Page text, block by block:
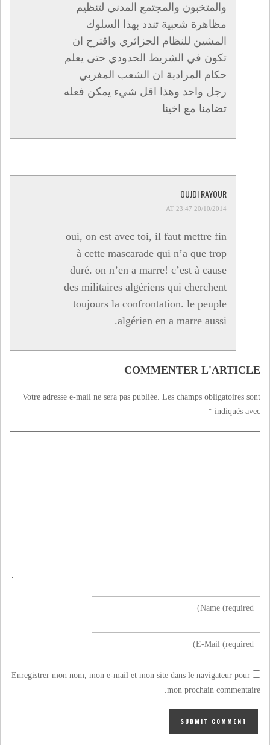
والمتخبون والمجتمع المدني لتنظيم
مظاهرة شعبية تندد بهذا السلوك
المشين للنظام الجزائري واقترح ان
تكون في الشريط الحدودي حتى يعلم
حكام المرادية ان الشعب المغربي
رجل واحد وهذا اقل شيء يمكن فعله
تضامنا مع اخينا
OUJDI RAYOUR
20/10/2014 AT 23:47
oui, on est avec toi, il faut mettre fin
à cette mascarade qui n’a que trop
duré. on n’en a marre! c’est à cause
des militaires algériens qui cherchent
toujours la confrontation. le peuple
algérien en a marre aussi.
COMMENTER L'ARTICLE
Votre adresse e-mail ne sera pas publiée. Les champs obligatoires sont
indiqués avec
*
Enregistrer mon nom, mon e-mail et mon site dans le navigateur pour
mon prochain commentaire.